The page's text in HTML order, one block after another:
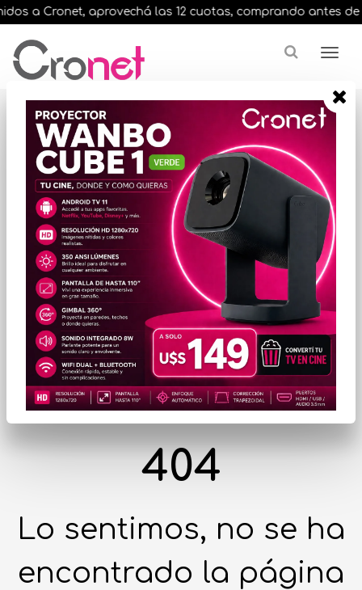
a Cronet, aprovechá las 12 cuotas, comprando antes de
404
Lo sentimos, no se ha
encontrado la página